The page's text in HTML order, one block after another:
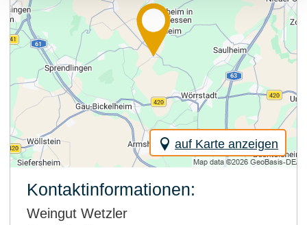
auf Karte anzeigen
Kontaktinformationen:
Weingut Wetzler